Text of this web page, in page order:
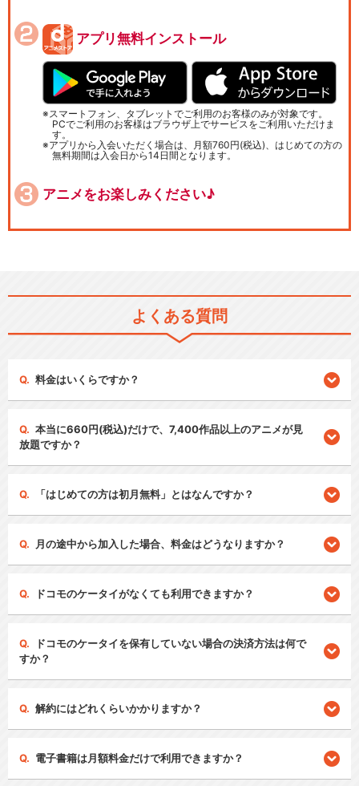
アプリ無料インストール
スマートフォン、タブレットでご利用のお客様のみが対象です。
PCでご利用のお客様はブラウザ上でサービスをご利用いただけま
す。
アプリから入会いただく場合は、月額760円(税込)、はじめての方の
無料期間は入会日から14日間となります。
アニメをお楽しみください♪
よくある質問
料金はいくらですか？
本当に660円(税込)だけで、7,400作品以上のアニメが見
放題ですか？
「はじめての方は初月無料」とはなんですか？
月の途中から加入した場合、料金はどうなりますか？
ドコモのケータイがなくても利用できますか？
ドコモのケータイを保有していない場合の決済方法は何で
すか？
解約にはどれくらいかかりますか？
電子書籍は月額料金だけで利用できますか？